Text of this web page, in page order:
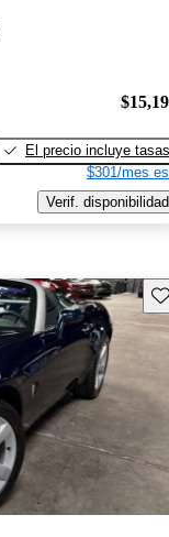
El precio incluye tasas
$301/mes
Verif. disponibilidad